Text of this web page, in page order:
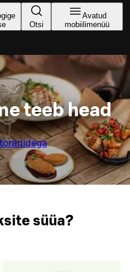
Otsi
Avatud
mobiilimenüü
teeb head
süüa?